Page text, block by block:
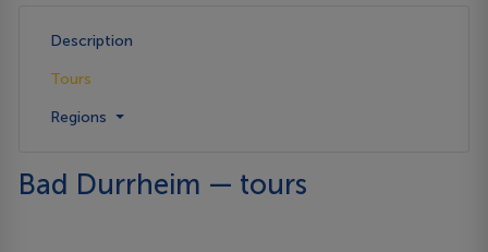
Description
Tours
Regions
Bad Durrheim — tours